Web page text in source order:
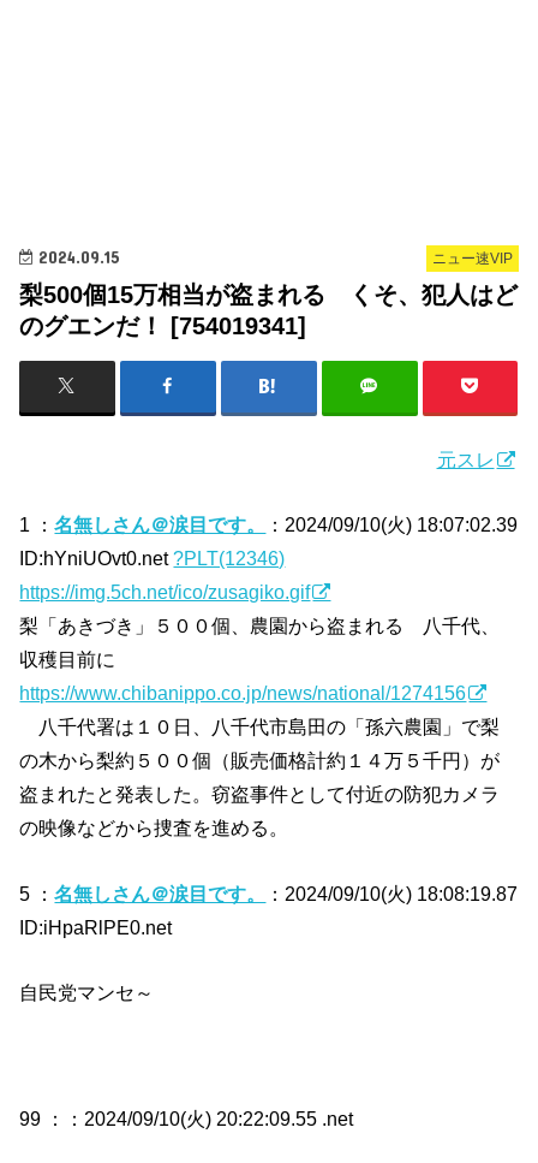
ニュー速VIP
2024.09.15
梨500個15万相当が盗まれる くそ、犯人はど
のグエンだ！ [754019341]
元スレ
1 ：名無しさん＠涙目です。
：2024/09/10(火) 18:07:02.39
ID:hYniUOvt0.net?PLT(12346)
https://img.5ch.net/ico/zusagiko.gif
梨「あきづき」５００個、農園から盗まれる 八千代、
収穫目前に
https://www.chibanippo.co.jp/news/national/1274156
八千代署は１０日、八千代市島田の「孫六農園」で梨
の木から梨約５００個（販売価格計約１４万５千円）が
盗まれたと発表した。窃盗事件として付近の防犯カメラ
の映像などから捜査を進める。
5 ：名無しさん＠涙目です。
：2024/09/10(火) 18:08:19.87
ID:iHpaRlPE0.net
自民党マンセ～
99 ： ：2024/09/10(火) 20:22:09.55 .net